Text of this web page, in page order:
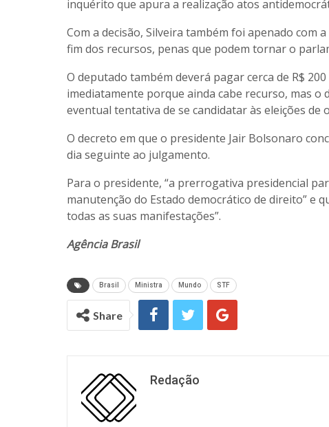
inquérito que apura a realização atos
Com a decisão, Silveira também foi apenado com
fim dos recursos, penas que podem tornar o
O deputado também deverá pagar cerca de R$
imediatamente porque ainda cabe recurso, mas o
eventual tentativa de se candidatar às eleições de
O decreto em que o presidente Jair Bolsonaro
dia seguinte ao julgamento.
Para o presidente, “a prerrogativa presidencial
manutenção do Estado democrático de direito” e
todas as suas manifestações”.
Agência Brasil
Brasil Ministra Mundo STF
Share
Redação